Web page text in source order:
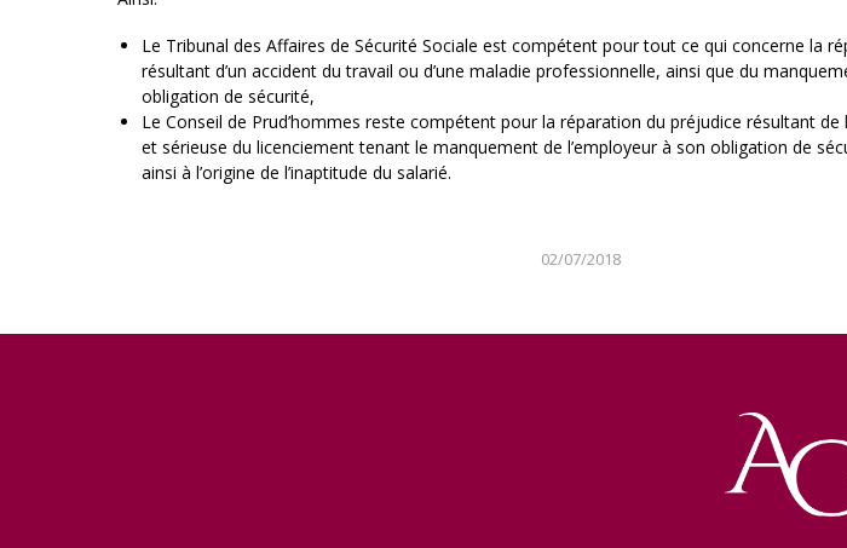
Le Tribunal des Affaires de Sécurité Sociale est compétent pour tout ce qui concerne la
résultant d’un accident du travail ou d’une maladie professionnelle, ainsi que du
obligation de sécurité,
Le Conseil de Prud’hommes reste compétent pour la réparation du préjudice résultant de
et sérieuse du licenciement tenant le manquement de l’employeur à son obligation de
ainsi à l’origine de l’inaptitude du salarié.
02/07/2018